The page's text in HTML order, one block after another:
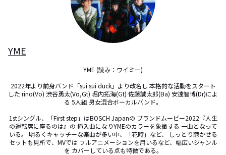
YME
YME (読み：ワイミー)
2022年より前身バンド「sui sui duck」より改名し 本格的な活動をスタート
した rino(Vo) 渋谷勇太(Vo,Gt) 堀内拓海(Gt) 佐藤誠太郎(Ba) 安達智博(Dr)によ
る 5人組 男女混合ボーカルバンド。
1stシングル、「First step」はBOSCH Japanの ブランドムービー2022『人生
の運転席に座るのは』の 挿入曲になりYMEのカラーを象徴する 一曲となって
いる。 明るくキャッチーな楽曲が多い中、「花時」など、 しっとり聴かせる
セットも見所で、MVでは フルアニメーションを用いるなど、幅広いジャンル
を カバーしている点も特徴である。